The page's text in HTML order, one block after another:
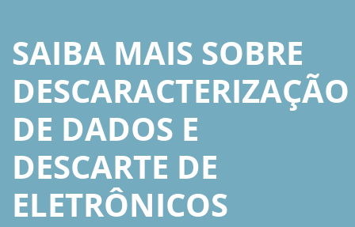
SAIBA MAIS SOBRE
DESCARACTERIZAÇÃO
DE DADOS E
DESCARTE DE
ELETRÔNICOS